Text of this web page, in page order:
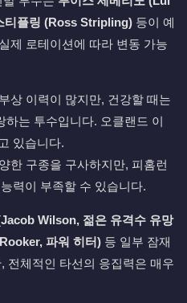
티플링 (Ross Stripling) 등이 예
제 로테이션에 따라 변동 가능
부상 이력이 많지만, 건강할 때는
하는 투수입니다. 오클랜드 이
있습니다.
한 구종을 구사하지만, 피홈런
력이 부족할 수 있습니다.
Wilson, 젊은 유격수 유망
파워 히터) 등 일부 잠재
전체적인 타선의 응집력은 매우